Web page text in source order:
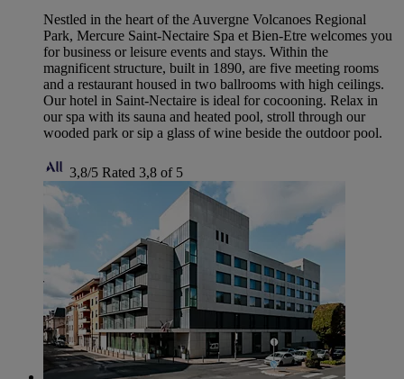
Nestled in the heart of the Auvergne Volcanoes Regional
Park, Mercure Saint-Nectaire Spa et Bien-Etre welcomes you
for business or leisure events and stays. Within the
magnificent structure, built in 1890, are five meeting rooms
and a restaurant housed in two ballrooms with high ceilings.
Our hotel in Saint-Nectaire is ideal for cocooning. Relax in
our spa with its sauna and heated pool, stroll through our
wooded park or sip a glass of wine beside the outdoor pool.
3,8/5 Rated 3,8 of 5